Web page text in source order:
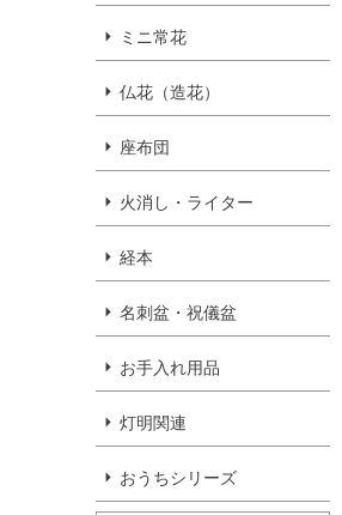
ミニ常花
仏花（造花）
座布団
火消し・ライター
経本
名刺盆・祝儀盆
お手入れ用品
灯明関連
おうちシリーズ